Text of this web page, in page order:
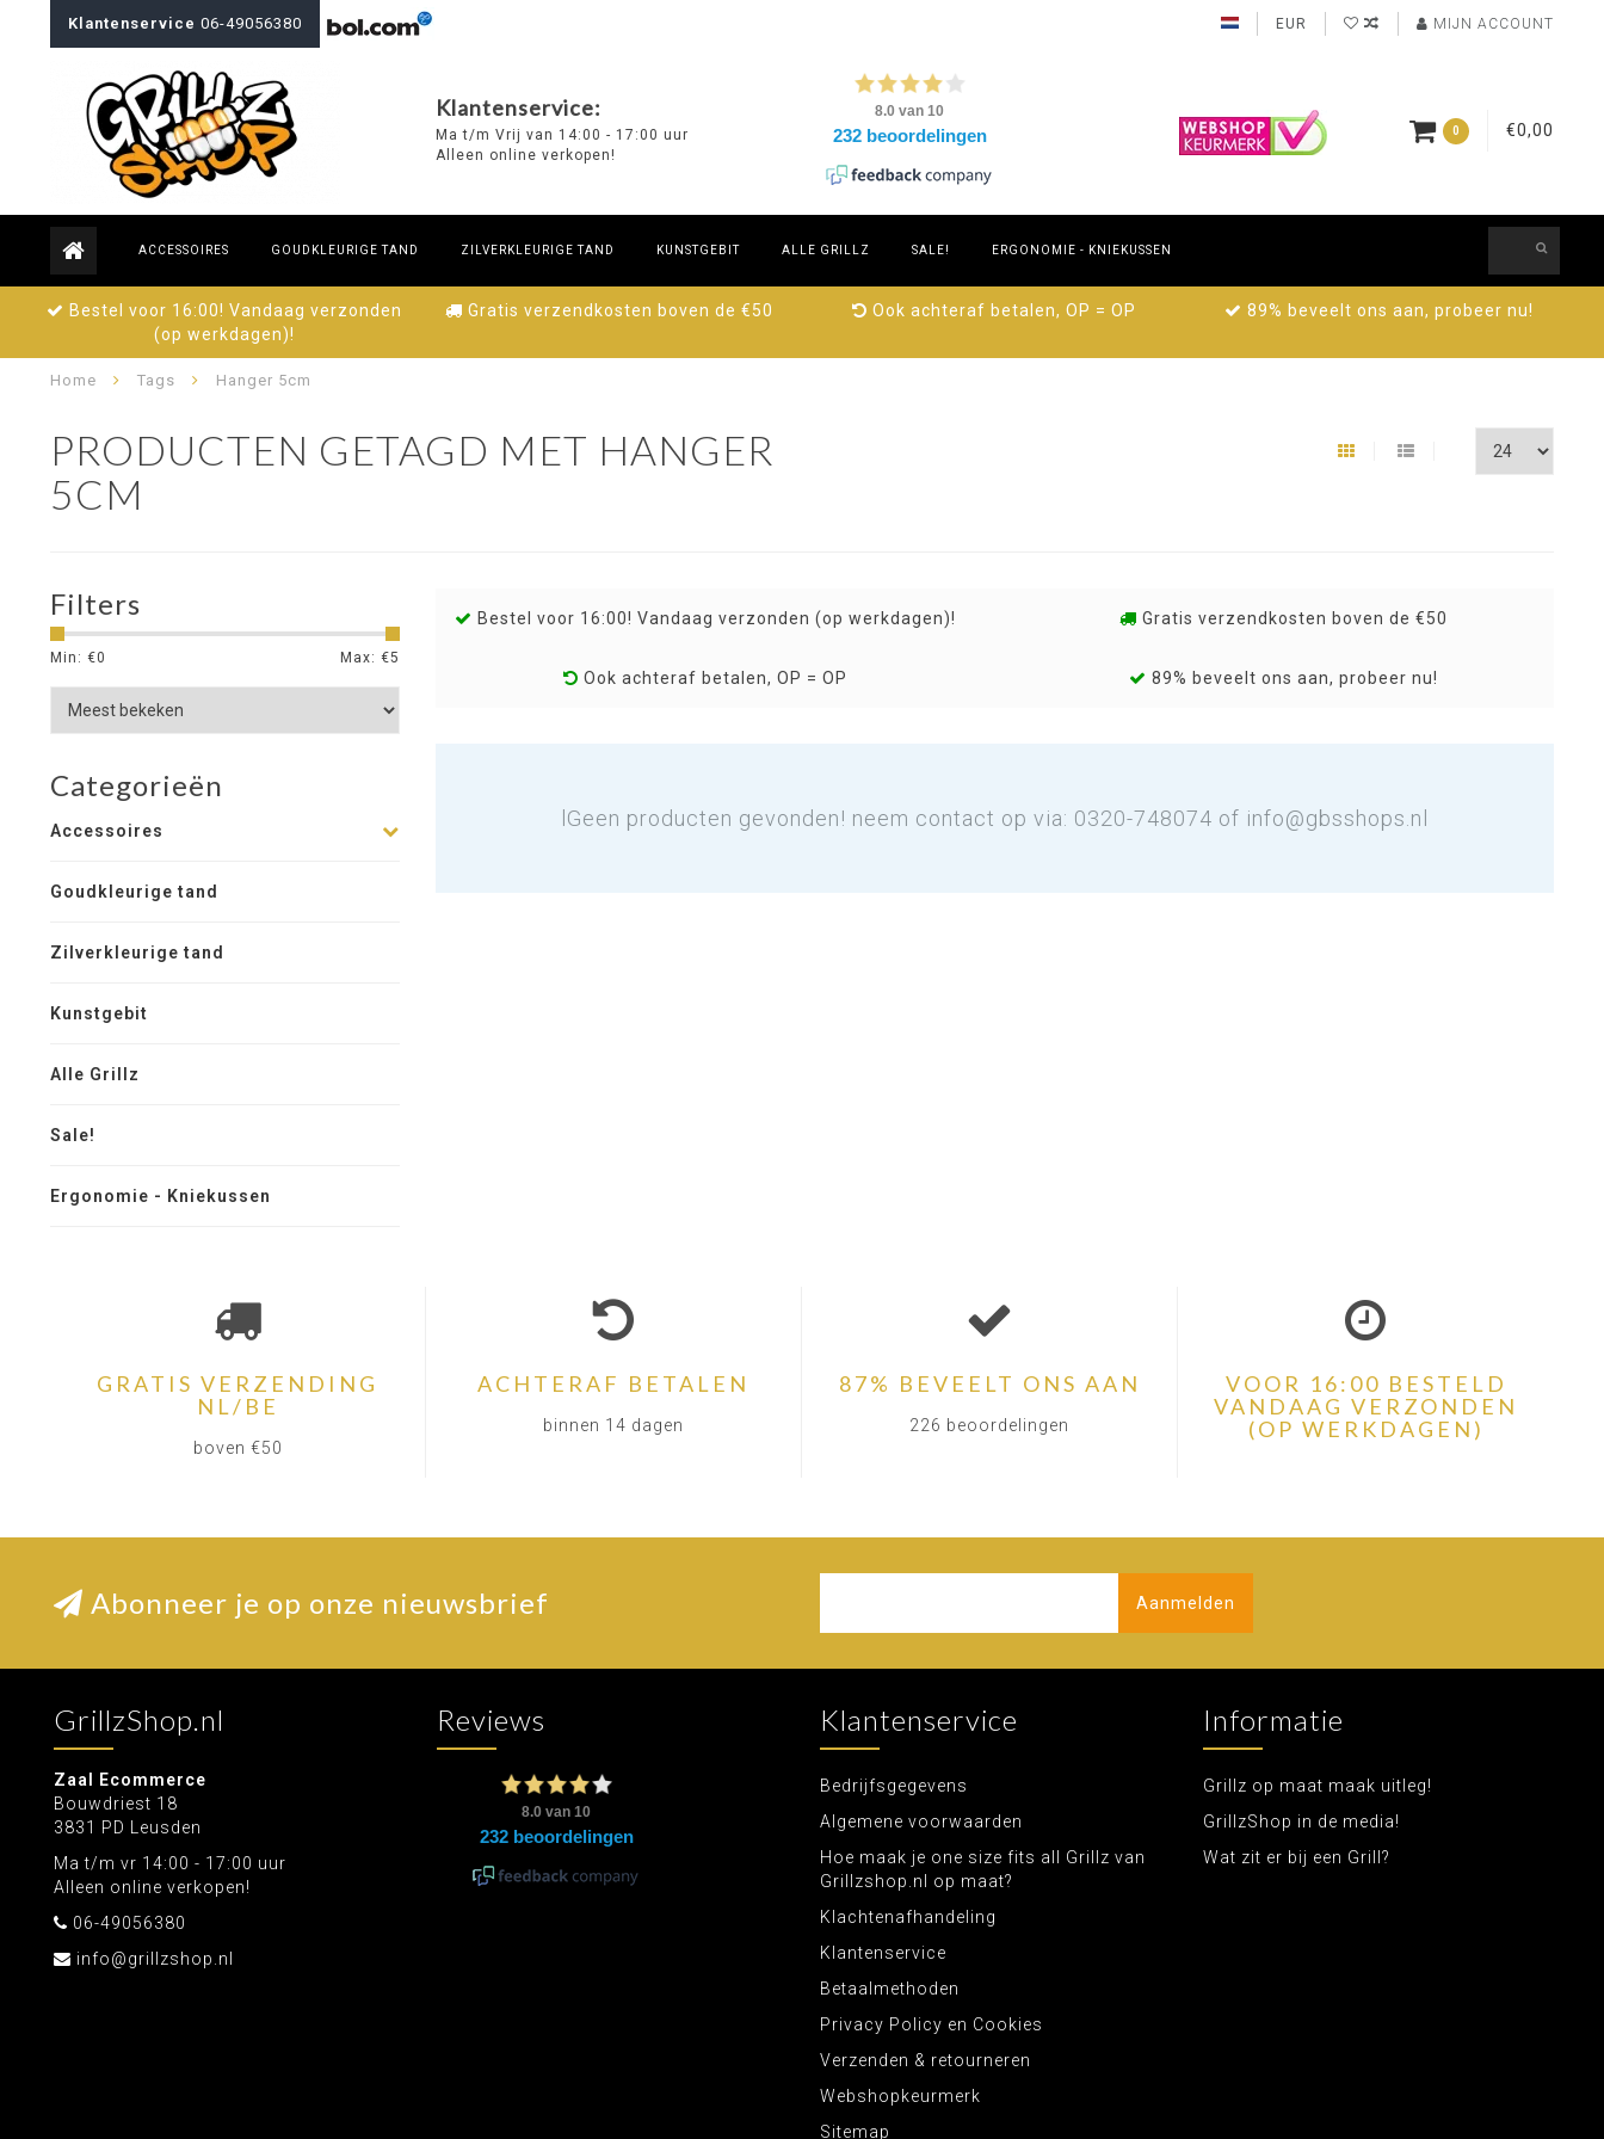
Klantenservice 06-49056380 EUR MIJN ACCOUNT
Klantenservice:
Ma t/m Vrij van 14:00 - 17:00 uur
Alleen online verkopen!
0 €0,00
ACCESSOIRES GOUDKLEURIGE TAND ZILVERKLEURIGE TAND KUNSTGEBIT ALLE GRILLZ SALE! ERGONOMIE - KNIEKUSSEN
Bestel voor 16:00! Vandaag verzonden
(op werkdagen)!
Gratis verzendkosten boven de €50 Ook achteraf betalen, OP = OP 89% beveelt ons aan, probeer nu!
Home Tags Hanger 5cm
PRODUCTEN GETAGD MET HANGER
5CM
Filters
Min: €0 Max: €5
Categorieën
Accessoires
Goudkleurige tand
Zilverkleurige tand
Kunstgebit
Alle Grillz
Sale!
Ergonomie - Kniekussen
Bestel voor 16:00! Vandaag verzonden (op werkdagen)! Gratis verzendkosten boven de €50
Ook achteraf betalen, OP = OP 89% beveelt ons aan, probeer nu!
lGeen producten gevonden! neem contact op via: 0320-748074 of info@gbsshops.nl
GRATIS VERZENDING
NL/BE
boven €50
ACHTERAF BETALEN
binnen 14 dagen
87% BEVEELT ONS AAN
226 beoordelingen
VOOR 16:00 BESTELD
VANDAAG VERZONDEN
(OP WERKDAGEN)
Abonneer je op onze nieuwsbrief Aanmelden
GrillzShop.nl
Zaal Ecommerce
Bouwdriest 18
3831 PD Leusden
Ma t/m vr 14:00 - 17:00 uur
Alleen online verkopen!
06-49056380
info@grillzshop.nl
Reviews Klantenservice
Bedrijfsgegevens
Algemene voorwaarden
Hoe maak je one size fits all Grillz van
Grillzshop.nl op maat?
Klachtenafhandeling
Klantenservice
Betaalmethoden
Privacy Policy en Cookies
Verzenden & retourneren
Webshopkeurmerk
Sitemap
Informatie
Grillz op maat maak uitleg!
GrillzShop in de media!
Wat zit er bij een Grill?